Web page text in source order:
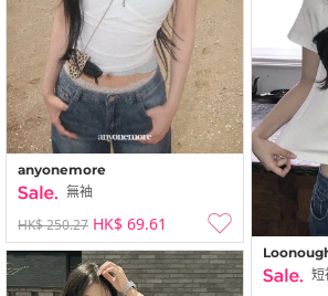
anyonemore
無袖
HK$ 250.27 HK$ 69.61
短